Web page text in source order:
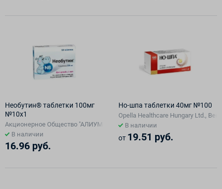
Необутин® таблетки 100мг
№10х1
Акционерное Общество "АЛИУМ", Россия
В наличии
16.96 руб.
Но-шпа таблетки 40мг №100
Opella Healthcare Hungary Ltd.,
В наличии
от 19.51 руб.